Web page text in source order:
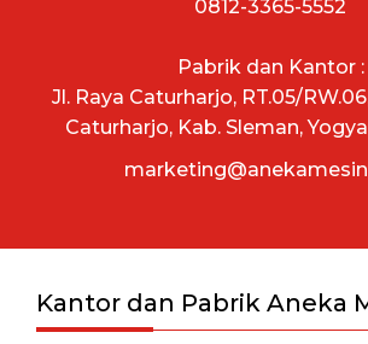
0812-3365-5552
Pabrik dan Kantor :
Jl. Raya Caturharjo, RT.05/
Caturharjo, Kab. Sleman,
Kantor dan Pabrik Aneka